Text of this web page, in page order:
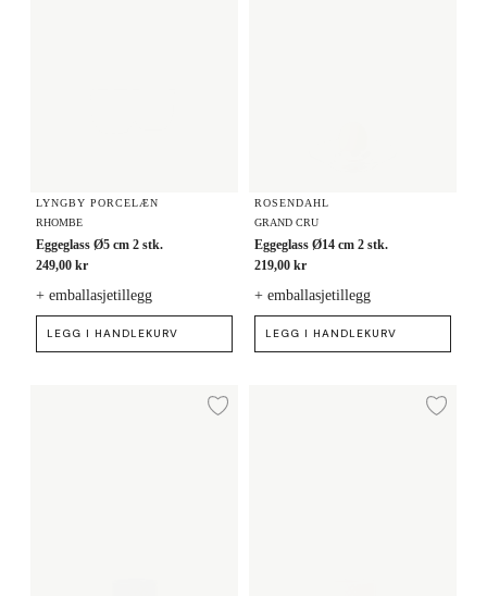
LYNGBY PORCELÆN
RHOMBE
Eggeglass Ø5 cm 2 stk.
249,00 kr
+ emballasjetillegg
LEGG I HANDLEKURV
ROSENDAHL
GRAND CRU
Eggeglass Ø14 cm 2 stk.
219,00 kr
+ emballasjetillegg
LEGG I HANDLEKURV
Legg til ønskeliste